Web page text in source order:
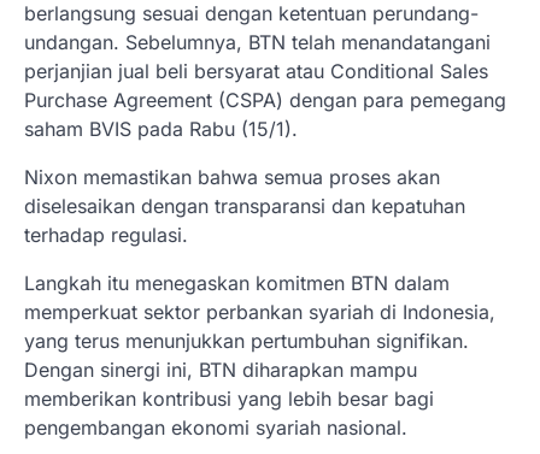
berlangsung sesuai dengan ketentuan perundang-
undangan. Sebelumnya, BTN telah menandatangani
perjanjian jual beli bersyarat atau Conditional Sales
Purchase Agreement (CSPA) dengan para pemegang
saham BVIS pada Rabu (15/1).
Nixon memastikan bahwa semua proses akan
diselesaikan dengan transparansi dan kepatuhan
terhadap regulasi.
Langkah itu menegaskan komitmen BTN dalam
memperkuat sektor perbankan syariah di Indonesia,
yang terus menunjukkan pertumbuhan signifikan.
Dengan sinergi ini, BTN diharapkan mampu
memberikan kontribusi yang lebih besar bagi
pengembangan ekonomi syariah nasional.